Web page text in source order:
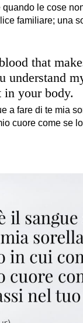
quando le cose
familiare; una
that
understand
your body.
a fare di te mia
cuore come se